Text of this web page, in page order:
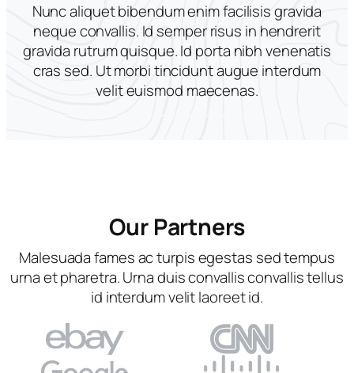
Nunc aliquet bibendum enim facilisis gravida
neque convallis. Id semper risus in hendrerit
gravida rutrum quisque. Id porta nibh venenatis
cras sed. Ut morbi tincidunt augue interdum
velit euismod maecenas.
Our Partners
Malesuada fames ac turpis egestas sed tempus
urna et pharetra. Urna duis convallis convallis tellus
id interdum velit laoreet id.